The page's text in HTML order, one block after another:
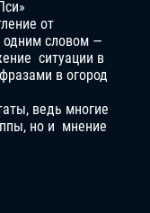
от
одним словом —
ситуации в
в огород
ведь многие
но и мнение